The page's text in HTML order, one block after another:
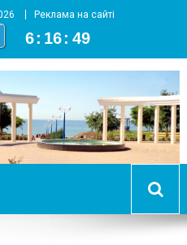
Реклама на сайті
6 : 16 : 50
города Южный